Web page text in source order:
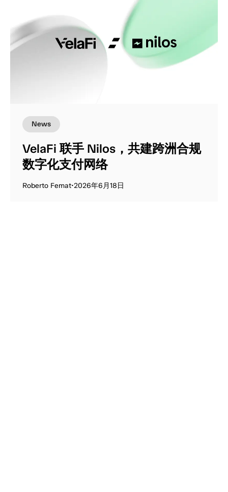
News
VelaFi 联手 Nilos，共建跨洲合规
数字化支付网络
Roberto Femat•2026年6月18日